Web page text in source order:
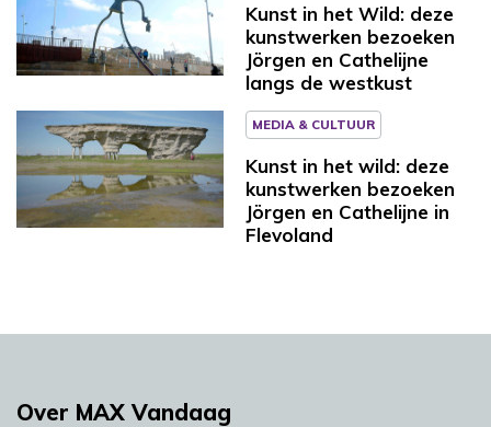
Kunst in het Wild: deze
kunstwerken bezoeken
Jörgen en Cathelijne
langs de westkust
MEDIA & CULTUUR
Kunst in het wild: deze
kunstwerken bezoeken
Jörgen en Cathelijne in
Flevoland
Over MAX Vandaag